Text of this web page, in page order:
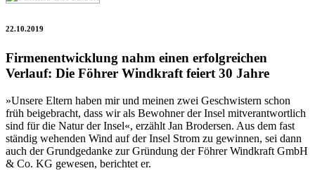
22.10.2019
Firmenentwicklung nahm einen erfolgreichen
Verlauf: Die Föhrer Windkraft feiert 30 Jahre
»Unsere Eltern haben mir und meinen zwei Geschwistern schon
früh beigebracht, dass wir als Bewohner der Insel mitverantwortlich
sind für die Natur der Insel«, erzählt Jan Brodersen. Aus dem fast
ständig wehenden Wind auf der Insel Strom zu gewinnen, sei dann
auch der Grundgedanke zur Gründung der Föhrer Windkraft GmbH
& Co. KG gewesen, berichtet er.